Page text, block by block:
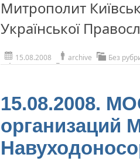
Митрополит
Української
15.08.2008 archive Без
15.08.2008.
организаций